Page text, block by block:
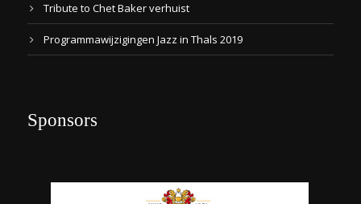
Tribute to Chet Baker verhuist
Programmawijzigingen Jazz in Thals 2019
Sponsors